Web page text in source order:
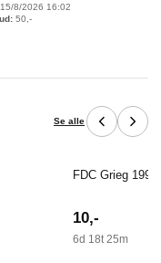
15/8/2026 16:02
50 ,-
Se alle
FDC Grieg
10,-
6d 18t 25m